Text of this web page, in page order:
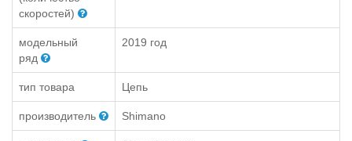
скоростей)
модельный
ряд
2019 год
тип товара Цепь
производитель Shimano